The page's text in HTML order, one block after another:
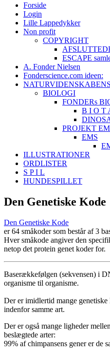
Forside
Login
Lille Lappedykker
Non profit
COPYRIGHT
ESCAPE
A. Fonder Nielsen
Fonderscience.com ideen:
BIOLOGI
FONDERs
B I O T
PROJEKT
EMS
ILLUSTRATIONER
ORDLISTER
S P I L
HUNDESPILLET
Den Genetiske Kode
Den Genetiske Kode
er 64 småkoder som består af 3
Hver småkode angiver den
netop det protein genet koder for.
Baserækkefølgen (sekvensen) i
organisme til organisme.
Der er imidlertid mange
indenfor samme art.
Der er også mange ligheder
beslægtede arter:
99% af chimpansens gener er de